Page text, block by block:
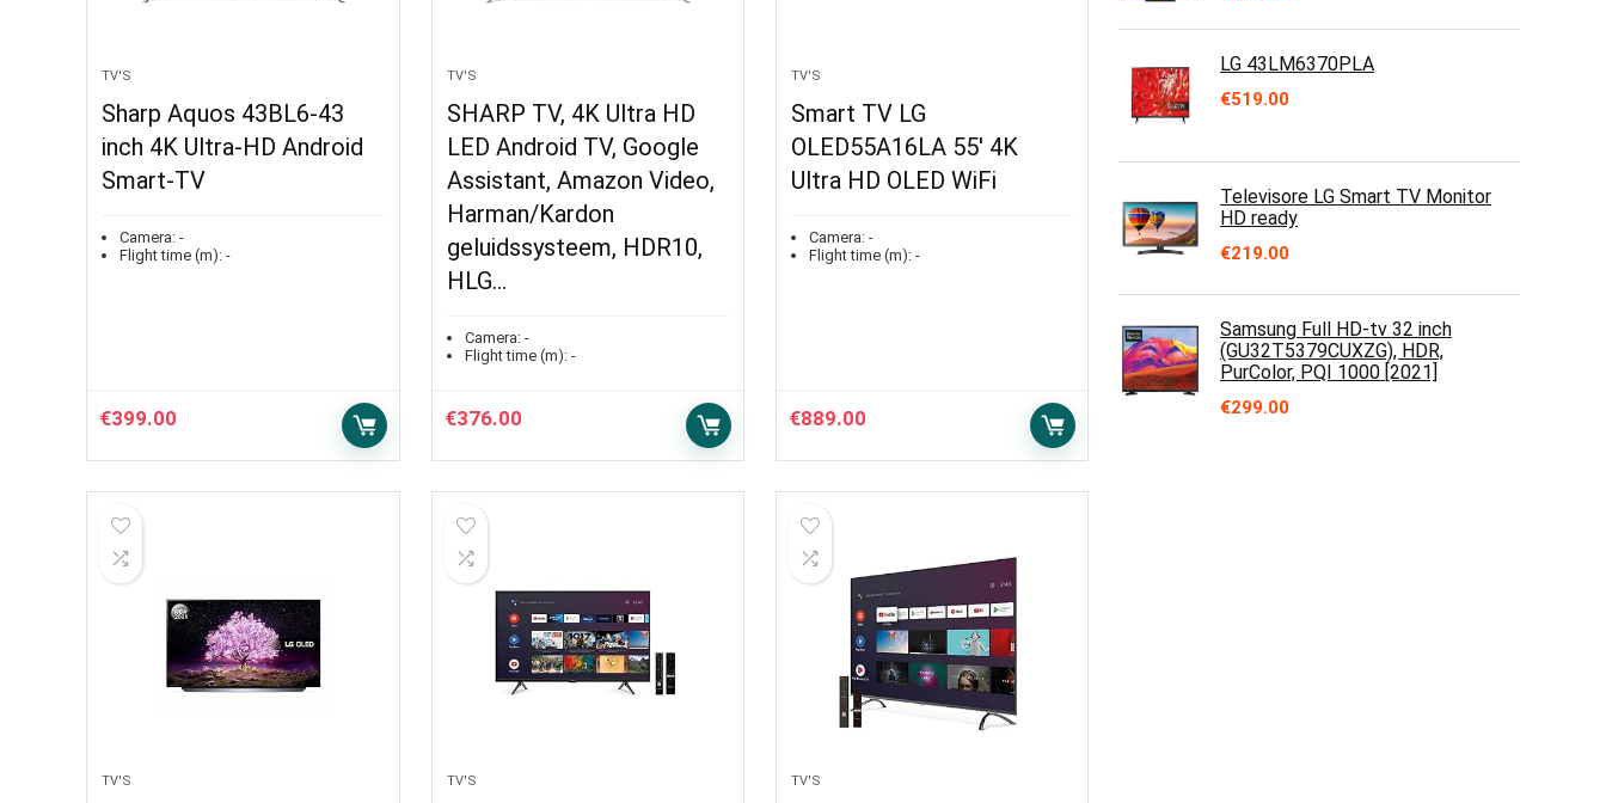
TV'S
Sharp Aquos 43BL6-43
inch 4K Ultra-HD Android
Smart-TV
Camera: -
Flight time (m): -
€399.00
TV'S
SHARP TV, 4K Ultra HD
LED Android TV, Google
Assistant, Amazon Video,
Harman/Kardon
geluidssysteem, HDR10,
HLG…
Camera:-
Flight time (m):-
€376.00
TV'S
Smart TV LG
OLED55A16LA 55′ 4K
Ultra HD OLED WiFi
Camera: -
Flight time (m): -
€889.00
TV'S TV'S TV'S
LG 43LM6370PLA
€519.00
Televisore LG Smart TV Monitor
HD ready
€219.00
Samsung Full HD-tv 32 inch
(GU32T5379CUXZG), HDR,
PurColor, PQI 1000 [2021]
€299.00